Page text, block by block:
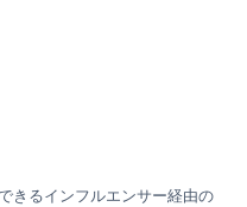
きるインフルエンサー経由の